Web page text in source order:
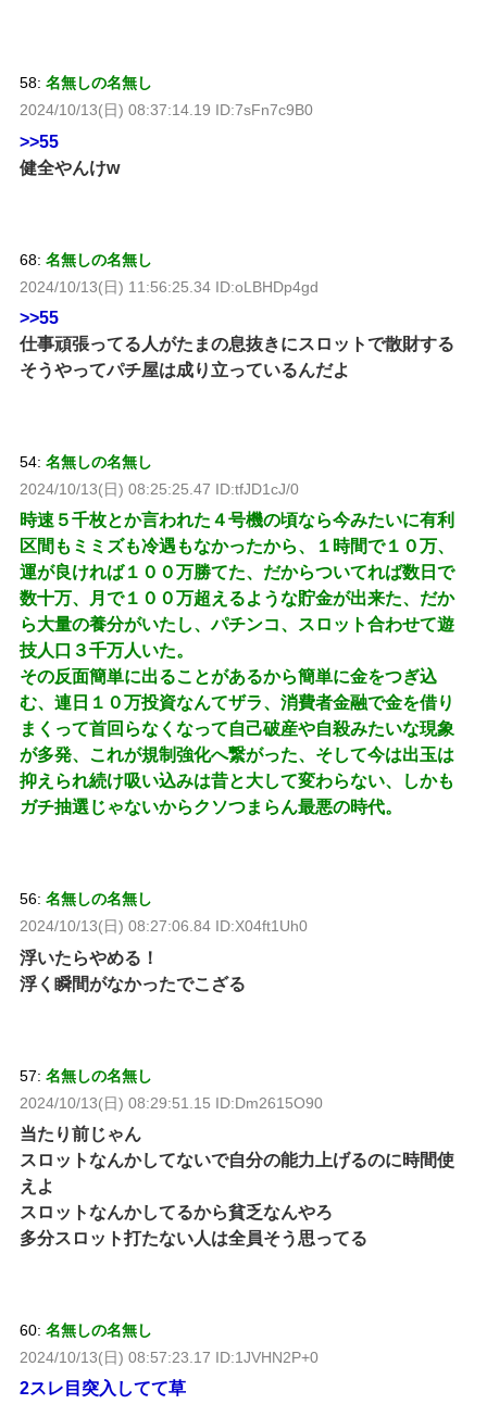
58: 名無しの名無し
2024/10/13(日) 08:37:14.19 ID:7sFn7c9B0
>>55
健全やんけw
68: 名無しの名無し
2024/10/13(日) 11:56:25.34 ID:oLBHDp4gd
>>55
仕事頑張ってる人がたまの息抜きにスロットで散財する
そうやってパチ屋は成り立っているんだよ
54: 名無しの名無し
2024/10/13(日) 08:25:25.47 ID:tfJD1cJ/0
時速５千枚とか言われた４号機の頃なら今みたいに有利
区間もミミズも冷遇もなかったから、１時間で１０万、
運が良ければ１００万勝てた、だからついてれば数日で
数十万、月で１００万超えるような貯金が出来た、だか
ら大量の養分がいたし、パチンコ、スロット合わせて遊
技人口３千万人いた。
その反面簡単に出ることがあるから簡単に金をつぎ込
む、連日１０万投資なんてザラ、消費者金融で金を借り
まくって首回らなくなって自己破産や自殺みたいな現象
が多発、これが規制強化へ繋がった、そして今は出玉は
抑えられ続け吸い込みは昔と大して変わらない、しかも
ガチ抽選じゃないからクソつまらん最悪の時代。
56: 名無しの名無し
2024/10/13(日) 08:27:06.84 ID:X04ft1Uh0
浮いたらやめる！
浮く瞬間がなかったでこざる
57: 名無しの名無し
2024/10/13(日) 08:29:51.15 ID:Dm2615O90
当たり前じゃん
スロットなんかしてないで自分の能力上げるのに時間使
えよ
スロットなんかしてるから貧乏なんやろ
多分スロット打たない人は全員そう思ってる
60: 名無しの名無し
2024/10/13(日) 08:57:23.17 ID:1JVHN2P+0
2スレ目突入してて草